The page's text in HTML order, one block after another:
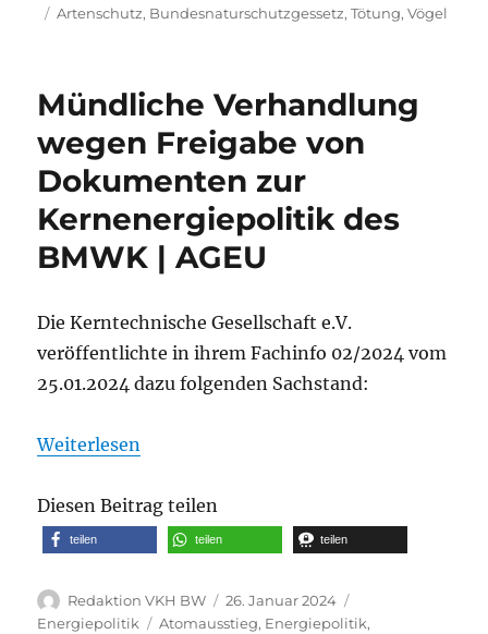
am
Schlagwörter
Artenschutz, Bundesnaturschutzgessetz,Tötung,Vögel
Mündliche Verhandlung
wegen Freigabe von
Dokumenten zur
Kernenergiepolitik des
BMWK | AGEU
Die Kerntechnische Gesellschaft e.V.
veröffentlichte in ihrem Fachinfo 02/2024 vom
25.01.2024 dazu folgenden Sachstand:
Weiterlesen
Diesen Beitrag teilen
teilen teilen teilen
Autor
Redaktion VKH BW
Veröffentlicht
am
26. Januar 2024
Energiepolitik
Schlagwörter
Atomausstieg, Energiepolitik,